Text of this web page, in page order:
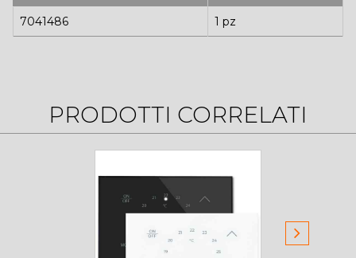
7041486 1 pz
PRODOTTI CORRELATI